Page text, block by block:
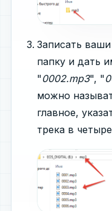
Записать
папку и дать
"0002.mp3", "
можно
главное,
трека в